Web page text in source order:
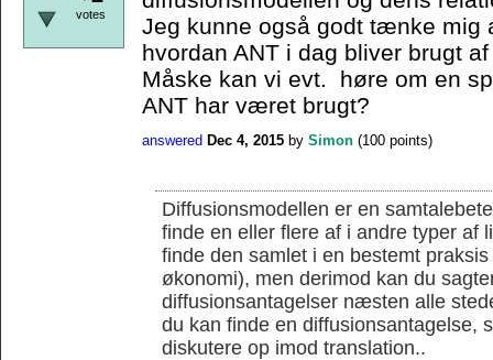
votes
Jeg kunne også godt tænke mig
hvordan ANT i dag bliver brugt
Måske kan vi evt. høre om en
ANT har været brugt?
answered Dec 4, 2015 by Simon (100 points)
Diffusionsmodellen er en
finde en eller flere af i andre typer af
finde den samlet i en bestemt
økonomi), men derimod kan du
diffusionsantagelser næsten alle
du kan finde en diffusionsantagelse,
diskutere op imod translation..